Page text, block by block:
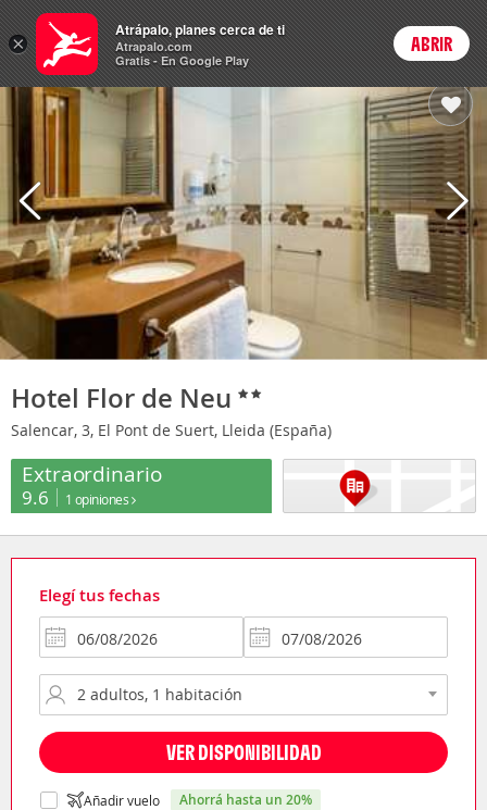
Hoteles Precios en
ARSCambiar moneda
Login
Hotel Flor de Neu
Salencar, 3, El Pont de Suert, Lleida (España)
Extraordinario
9.6 1 opiniones
Elegí tus fechas
VER DISPONIBILIDAD
Añadir vuelo ahorrá hasta un 20%
×
Atrápalo, planes cerca de ti
Atrapalo.com
Gratis - En Google Play
ABRIR